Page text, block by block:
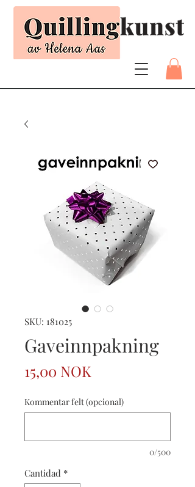
SKU: 181025
Gaveinnpakning
15,00 NOK
Kommentar felt (opcional)
0/500
Cantidad *